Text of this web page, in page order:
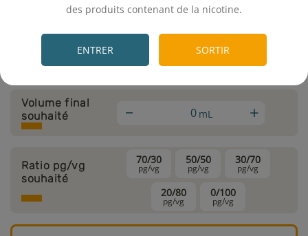
des produits contenant de la nicotine.
ENTRER SORTIR
Calcul rapide
Volume final
souhaité
mL +
Ratio pg/vg
souhaité
70/30
pg/vg
50/50
pg/vg
30/70
pg/vg
20/80
pg/vg
0/100
pg/vg